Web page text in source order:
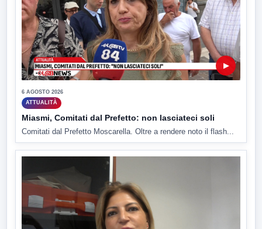
▶
6 AGOSTO 2026
ATTUALITÀ
Miasmi, Comitati dal Prefetto: non lasciateci soli
Comitati dal Prefetto Moscarella. Oltre a rendere noto il flash...